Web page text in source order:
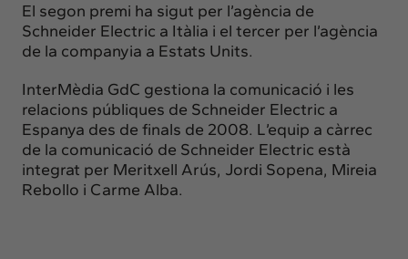
El segon premi ha sigut per l’agència de
Schneider Electric a Itàlia i el tercer per l’agència
de la companyia a Estats Units.
InterMèdia GdC gestiona la comunicació i les
relacions públiques de Schneider Electric a
Espanya des de finals de 2008. L’equip a càrrec
de la comunicació de Schneider Electric està
integrat per Meritxell Arús, Jordi Sopena, Mireia
Rebollo i Carme Alba.